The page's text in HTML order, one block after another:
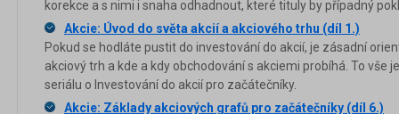
korekce a s nimi i snaha odhadnout, které tituly by případný
Akcie: Úvod do světa akcií a akciového trhu (díl 1.)
Pokud se hodláte pustit do investování do akcií, je zásadní
akciový trh a kde a kdy obchodování s akciemi probíhá. To vše
seriálu o Investování do akcií pro začátečníky.
Akcie: Základy akciových grafů pro začátečníky (díl 6.)